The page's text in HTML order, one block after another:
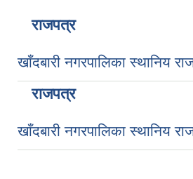
राजपत्र
खाँदबारी नगरपालिका स्थानिय
राजपत्र
खाँदबारी नगरपालिका स्थानिय